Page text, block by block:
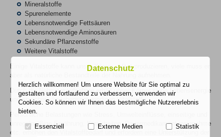
Mineralstoffe
Spurenelemente
Lebensnotwendige Fettsäuren
Lebensnotwendige Aminosäuren
Sekundäre Pflanzenstoffe
Weitere Vitalstoffe
Einige Vitalstoffe kann unser Körper selbst produzieren, viele muss er
aber als natürliche Bestandteile der Nahrung aufnehmen.
Durch die Nahrungsaufnahme erhält unser Körper seine Lebensenergie
und speichert die lebensnotwendigen Vitalstoffe.
Persönliche Belastungen wie Stress, Umwelteinflüsse, einseitige und
unregelmäßige Ernährung, Krankheiten, Dauermedikamenteneinnahme
etc. erhöhen den Vitalstoffbedarf und erfordern eine Unterstützung der
Datenschutz
Herzlich willkommen! Um unsere Website für Sie optimal zu
gestalten und fortlaufend zu verbessern, verwenden wir
Cookies. So können wir Ihnen das bestmögliche Nutzererlebnis
bieten.
Essenziell Externe Medien Statistik